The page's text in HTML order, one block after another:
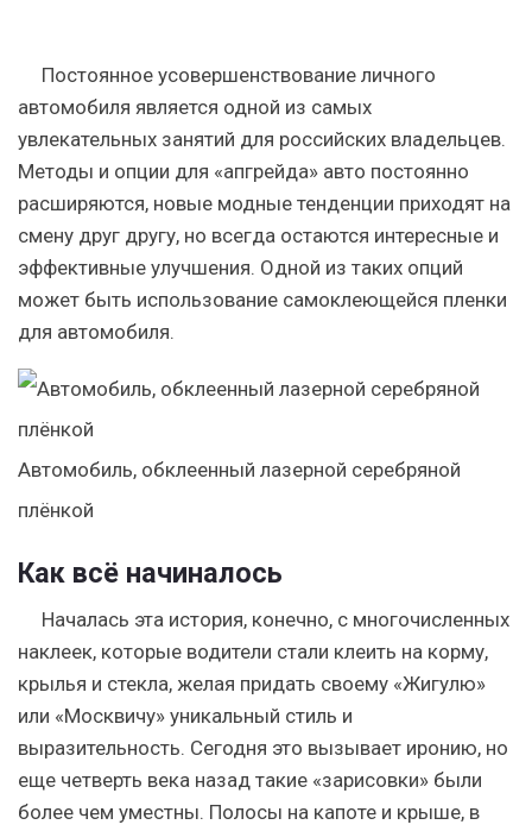
Постоянное усовершенствование личного
автомобиля является одной из самых
увлекательных занятий для российских владельцев.
Методы и опции для «апгрейда» авто постоянно
расширяются, новые модные тенденции приходят на
смену друг другу, но всегда остаются интересные и
эффективные улучшения. Одной из таких опций
может быть использование самоклеющейся пленки
для автомобиля.
Автомобиль, обклеенный лазерной серебряной
плёнкой
Как всё начиналось
Началась эта история, конечно, с многочисленных
наклеек, которые водители стали клеить на корму,
крылья и стекла, желая придать своему «Жигулю»
или «Москвичу» уникальный стиль и
выразительность. Сегодня это вызывает иронию, но
еще четверть века назад такие «зарисовки» были
более чем уместны. Полосы на капоте и крыше, в